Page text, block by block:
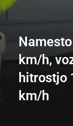
km/h,
hitrostjo
km/h